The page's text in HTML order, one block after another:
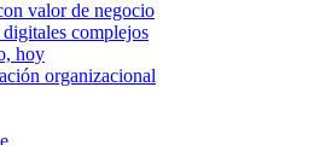
valor de negocio
complejos
hoy
organizacional